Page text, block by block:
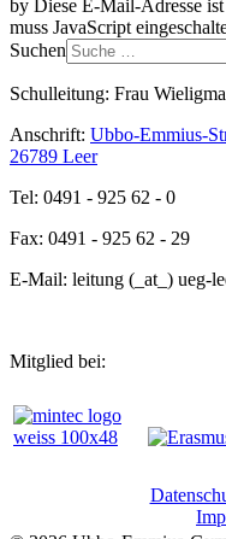
by
Diese E-Mail-Adresse
muss JavaScript
Suchen
Schulleitung: Frau
Anschrift: Ubbo-Emmius-
26789 Leer
Tel: 0491 - 925 62 - 0
Fax: 0491 - 925 62 - 29
E-Mail: leitung (_at_) ueg-
Mitglied bei: